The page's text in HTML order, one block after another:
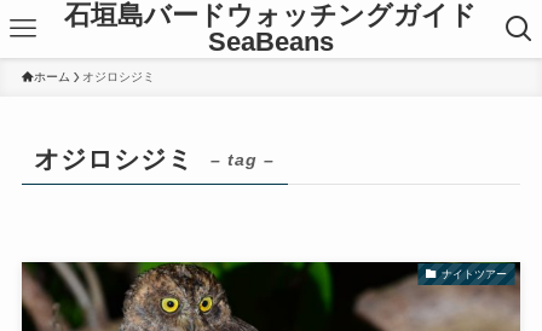
石垣島バードウォッチングガイド
SeaBeans
ホーム オジロシジミ
オジロシジミ – tag –
ナイトツアー